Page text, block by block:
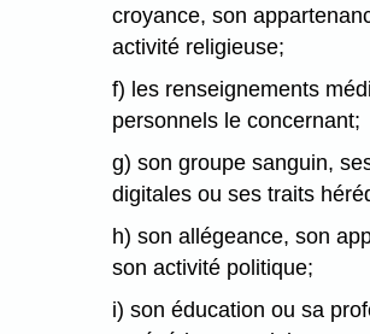
croyance, son
activité religieuse;
f) les renseignements
personnels le concernant;
g) son groupe sanguin,
digitales ou ses traits
h) son allégeance, son
son activité politique;
i) son éducation ou sa